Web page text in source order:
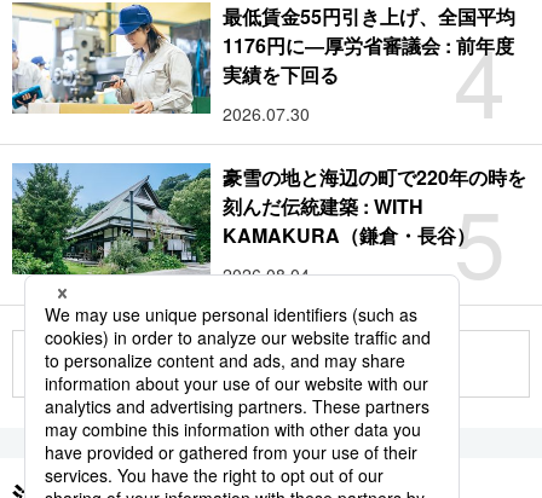
4
最低賃金55円引き上げ、全国平均
1176円に―厚労省審議会 : 前年度
実績を下回る
2026.07.30
5
豪雪の地と海辺の町で220年の時を
刻んだ伝統建築 : WITH
KAMAKURA（鎌倉・長谷）
2026.08.04
もっと見る